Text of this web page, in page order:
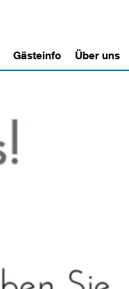
Gästeinfo Über uns